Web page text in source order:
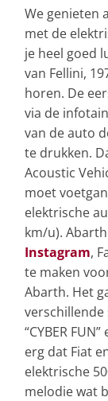
We genieten
met de
je heel goed
van Fellini,
horen. De
via de
van de auto
te drukken.
Acoustic
moet
elektrische
km/u).
Instagram,
te maken
Abarth. Het
verschillende
“CYBER
erg dat Fiat
elektrische
melodie wat